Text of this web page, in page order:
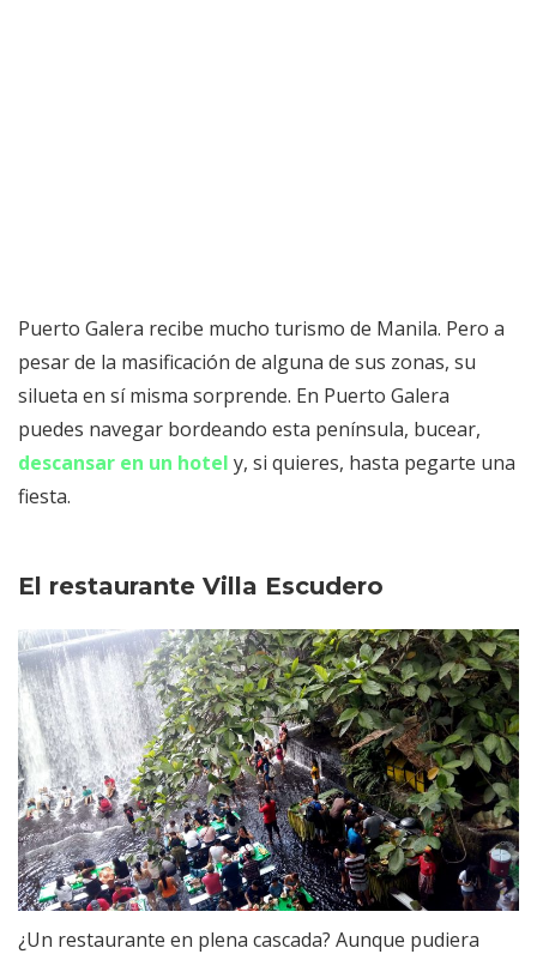
Puerto Galera recibe mucho turismo de Manila. Pero a
pesar de la masificación de alguna de sus zonas, su
silueta en sí misma sorprende. En Puerto Galera
puedes navegar bordeando esta península, bucear,
descansar en un hotel y, si quieres, hasta pegarte una
fiesta.
El restaurante Villa Escudero
¿Un restaurante en plena cascada? Aunque pudiera